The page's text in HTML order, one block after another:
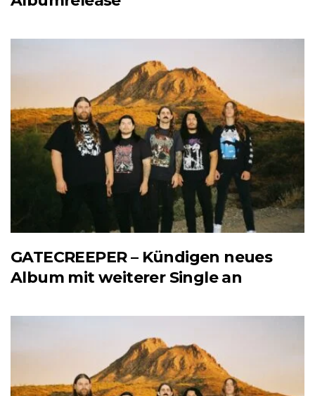
GATECREEPER – Kündigen neues
Album mit weiterer Single an